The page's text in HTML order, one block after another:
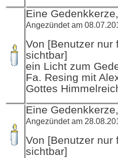
Eine Gedenkkerze,
Angezündet am
Von [Benutzer nur
sichtbar]
ein Licht zum
Fa. Resing mit
Gottes
Eine Gedenkkerze,
Angezündet am
Von [Benutzer nur
sichtbar]